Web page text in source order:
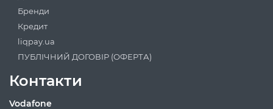
Бренди
Кредит
liqpay.ua
ПУБЛІЧНИЙ ДОГОВІР (ОФЕРТА)
Контакти
Vodafone